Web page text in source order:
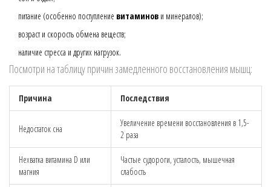
питание (особенно поступление витаминов и минералов);
возраст и скорость обмена веществ;
наличие стресса и других нагрузок.
Посмотри на таблицу причин замедленного восстановления мышц:
Причина Последствия
Недостаток сна
Увеличение времени восстановления в 1,5-
2 раза
Нехватка витамина D или
магния
Частые судороги, усталость, мышечная
слабость